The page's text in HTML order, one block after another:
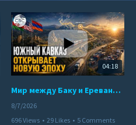
04:18
Мир между Баку и Ереваном запускает крупные логистические проекты
8/7/2026
696 Views • 29 Likes • 5 Comments